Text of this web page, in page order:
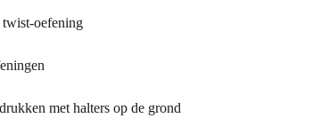
oefening
met halters op de grond